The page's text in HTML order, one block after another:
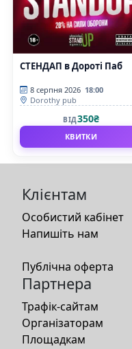
СТЕНДАП в Дороті Паб
8 серпня 2026 18:00
Dorothy pub
ВІД350₴
КВИТКИ
Клієнтам
Особистий кабінет
Напишіть нам
Публічна оферта
Партнера
Трафік-сайтам
Організаторам
Площадкам